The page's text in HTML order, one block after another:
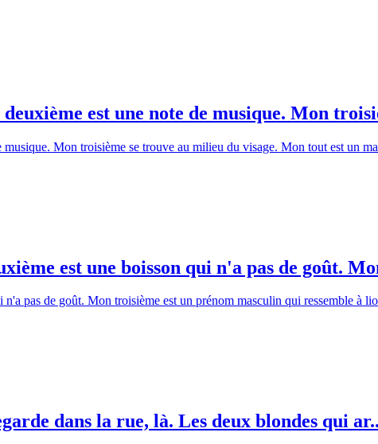
est une note de musique. Mon
Mon troisième se trouve au milieu du visage. Mon tout est un
est une boisson qui n'a pas de goût.
pas de goût. Mon troisième est un prénom masculin qui ressemble à
dans la rue, là. Les deux blondes qui